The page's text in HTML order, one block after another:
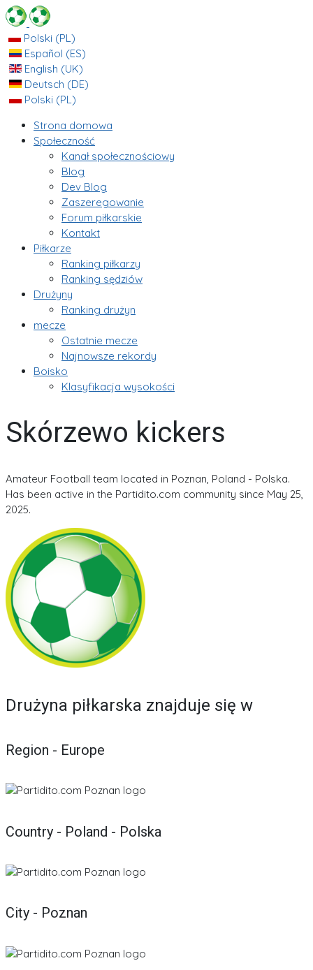
Polski (PL)
Español (ES)
English (UK)
Deutsch (DE)
Polski (PL)
Strona domowa
Społeczność
Kanał społecznościowy
Blog
Dev Blog
Zaszeregowanie
Forum piłkarskie
Kontakt
Piłkarze
Ranking piłkarzy
Ranking sędziów
Drużyny
Ranking drużyn
mecze
Ostatnie mecze
Najnowsze rekordy
Boisko
Klasyfikacja wysokości
Skórzewo kickers
Amateur Football team located in Poznan, Poland - Polska.
Has been active in the Partidito.com community since May 25,
2025.
Drużyna piłkarska znajduje się w
Region - Europe
Country - Poland - Polska
City - Poznan